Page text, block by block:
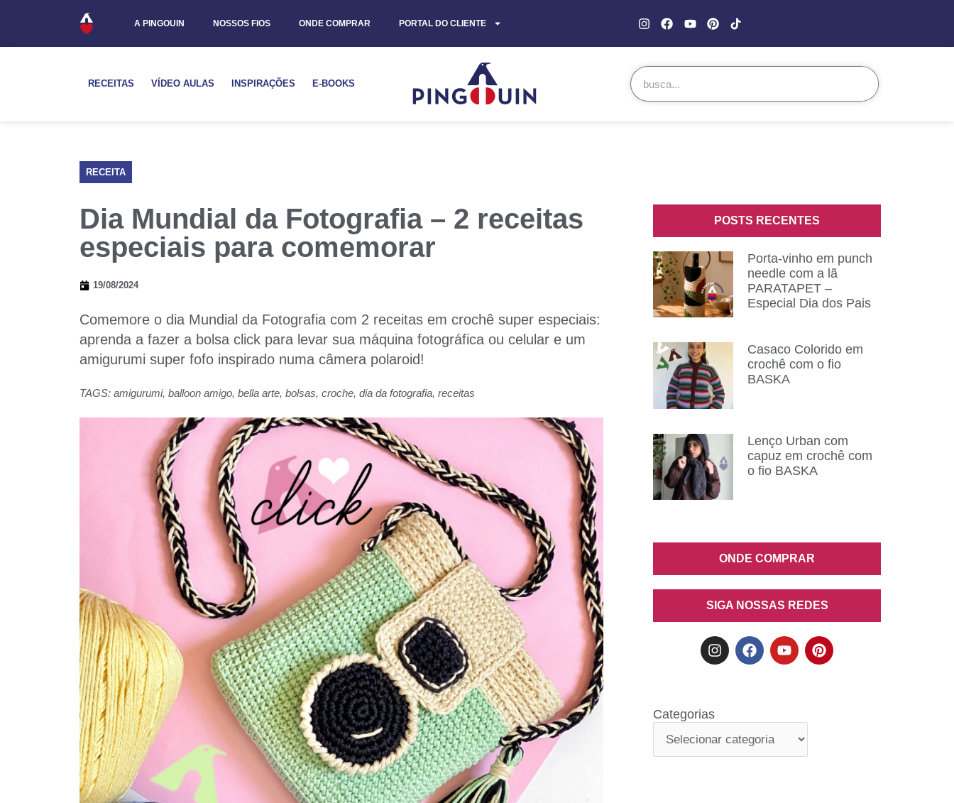
A PINGOUIN NOSSOS FIOS ONDE COMPRAR PORTAL DO CLIENTE
RECEITAS VÍDEO AULAS INSPIRAÇÕES E-BOOKS
RECEITA
Dia Mundial da Fotografia – 2 receitas
especiais para comemorar
19/08/2024
Comemore o dia Mundial da Fotografia com 2 receitas em crochê super especiais:
aprenda a fazer a bolsa click para levar sua máquina fotográfica ou celular e um
amigurumi super fofo inspirado numa câmera polaroid!
TAGS: amigurumi, balloon amigo, bella arte, bolsas, croche, dia da fotografia, receitas
POSTS RECENTES
Porta-vinho em punch
needle com a lã
PARATAPET –
Especial Dia dos Pais
Casaco Colorido em
crochê com o fio
BASKA
Lenço Urban com
capuz em crochê com
o fio BASKA
ONDE COMPRAR
SIGA NOSSAS REDES
Categorias